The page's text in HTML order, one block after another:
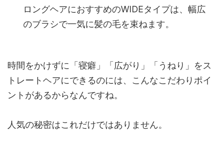
ロングヘアにおすすめのWIDEタイプは、幅広
のブラシで一気に髪の毛を束ねます。
時間をかけずに「寝癖」「広がり」「うねり」をス
トレートヘアにできるのには、こんなこだわりポイ
ントがあるからなんですね。
人気の秘密はこれだけではありません。